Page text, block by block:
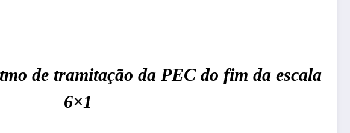
de tramitação da PEC do fim da escala
6×1